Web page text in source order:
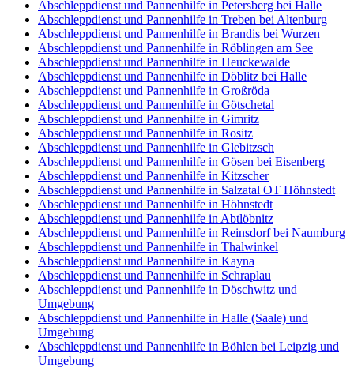
Abschleppdienst und Pannenhilfe in Petersberg bei Halle
Abschleppdienst und Pannenhilfe in Treben bei Altenburg
Abschleppdienst und Pannenhilfe in Brandis bei Wurzen
Abschleppdienst und Pannenhilfe in Röblingen am See
Abschleppdienst und Pannenhilfe in Heuckewalde
Abschleppdienst und Pannenhilfe in Döblitz bei Halle
Abschleppdienst und Pannenhilfe in Großröda
Abschleppdienst und Pannenhilfe in Götschetal
Abschleppdienst und Pannenhilfe in Gimritz
Abschleppdienst und Pannenhilfe in Rositz
Abschleppdienst und Pannenhilfe in Glebitzsch
Abschleppdienst und Pannenhilfe in Gösen bei Eisenberg
Abschleppdienst und Pannenhilfe in Kitzscher
Abschleppdienst und Pannenhilfe in Salzatal OT Höhnstedt
Abschleppdienst und Pannenhilfe in Höhnstedt
Abschleppdienst und Pannenhilfe in Abtlöbnitz
Abschleppdienst und Pannenhilfe in Reinsdorf bei Naumburg
Abschleppdienst und Pannenhilfe in Thalwinkel
Abschleppdienst und Pannenhilfe in Kayna
Abschleppdienst und Pannenhilfe in Schraplau
Abschleppdienst und Pannenhilfe in Döschwitz und
Umgebung
Abschleppdienst und Pannenhilfe in Halle (Saale) und
Umgebung
Abschleppdienst und Pannenhilfe in Böhlen bei Leipzig und
Umgebung